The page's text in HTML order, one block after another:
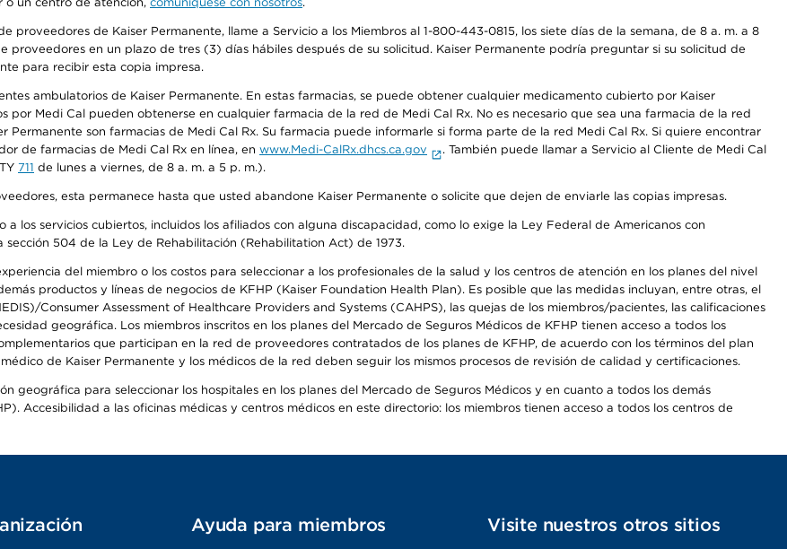
proveedores de Kaiser Permanente, llame a Servicio a los Miembros al 1-800-443-0815, los siete días de la semana, de 8 a. m. a 8
proveedores en un plazo de tres (3) días hábiles después de su solicitud. Kaiser Permanente podría preguntar si su solicitud de
para recibir esta copia impresa.
ambulatorios de Kaiser Permanente. En estas farmacias, se puede obtener cualquier medicamento cubierto por Kaiser
por Medi Cal pueden obtenerse en cualquier farmacia de la red de Medi Cal Rx. No es necesario que sea una farmacia de la red
son farmacias de Medi Cal Rx. Su farmacia puede informarle si forma parte de la red Medi Cal Rx. Si quiere encontrar
de farmacias de Medi Cal Rx en línea, en www.Medi-CalRx.dhcs.ca.gov
. También puede llamar a Servicio al Cliente de Medi Cal
711 de lunes a viernes, de 8 a. m. a 5 p. m.).
esta permanece hasta que usted abandone Kaiser Permanente o solicite que dejen de enviarle las copias impresas.
los servicios cubiertos, incluidos los afiliados con alguna discapacidad, como lo exige la Ley Federal de Americanos con
504 de la Ley de Rehabilitación (Rehabilitation Act) de 1973.
del miembro o los costos para seleccionar a los profesionales de la salud y los centros de atención en los planes del nivel
productos y líneas de negocios de KFHP (Kaiser Foundation Health Plan). Es posible que las medidas incluyan, entre otras, el
Consumer Assessment of Healthcare Providers and Systems (CAHPS), las quejas de los miembros/pacientes, las calificaciones
geográfica. Los miembros inscritos en los planes del Mercado de Seguros Médicos de KFHP tienen acceso a todos los
que participan en la red de proveedores contratados de los planes de KFHP, de acuerdo con los términos del plan
de Kaiser Permanente y los médicos de la red deben seguir los mismos procesos de revisión de calidad y certificaciones.
geográfica para seleccionar los hospitales en los planes del Mercado de Seguros Médicos y en cuanto a todos los demás
Accesibilidad a las oficinas médicas y centros médicos en este directorio: los miembros tienen acceso a todos los centros de
Ayuda para miembros Visite nuestros otros sitios